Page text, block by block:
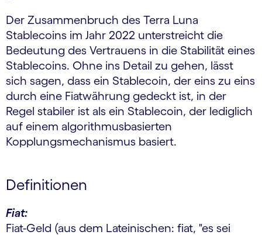
Der Zusammenbruch des Terra Luna
Stablecoins im Jahr 2022 unterstreicht die
Bedeutung des Vertrauens in die Stabilität eines
Stablecoins. Ohne ins Detail zu gehen, lässt
sich sagen, dass ein Stablecoin, der eins zu eins
durch eine Fiatwährung gedeckt ist, in der
Regel stabiler ist als ein Stablecoin, der lediglich
auf einem algorithmusbasierten
Kopplungsmechanismus basiert.
Definitionen
Fiat:
Fiat-Geld (aus dem Lateinischen: fiat, "es sei